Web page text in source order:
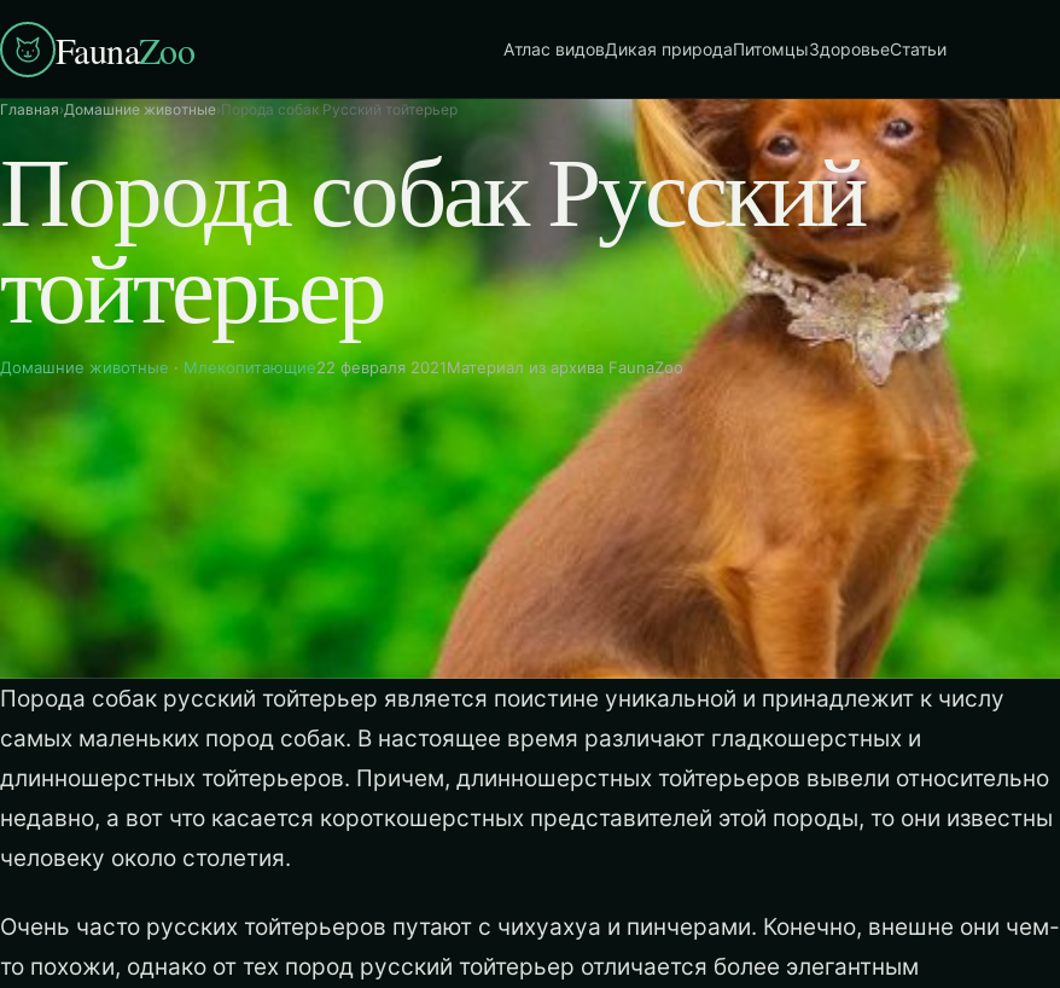
FaunaZoo Атлас видовДикая природаПитомцыЗдоровьеСтатьи
Главная›Домашние животные›Порода собак Русский тойтерьер
Порода собак Русский
тойтерьер
Домашние животные · Млекопитающие22 февраля 2021Материал из архива FaunaZoo
Порода собак русский тойтерьер является поистине уникальной и принадлежит к числу
самых маленьких пород собак. В настоящее время различают гладкошерстных и
длинношерстных тойтерьеров. Причем, длинношерстных тойтерьеров вывели относительно
недавно, а вот что касается короткошерстных представителей этой породы, то они известны
человеку около столетия.
Очень часто русских тойтерьеров путают с чихуахуа и пинчерами. Конечно, внешне они чем-
то похожи, однако от тех пород русский тойтерьер отличается более элегантным